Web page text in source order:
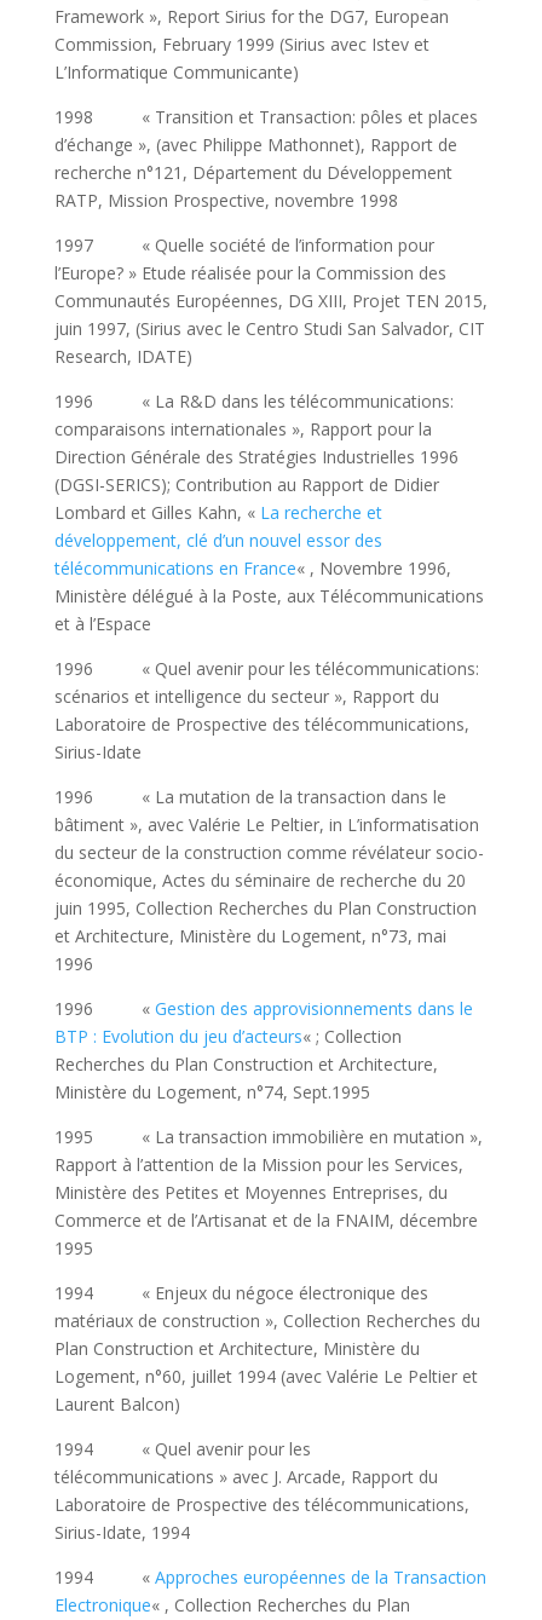
Framework », Report Sirius for the DG7, European
Commission, February 1999 (Sirius avec Istev et
L’Informatique Communicante)
1998 « Transition et Transaction: pôles et places
d’échange », (avec Philippe Mathonnet), Rapport de
recherche n°121, Département du Développement
RATP, Mission Prospective, novembre 1998
1997 « Quelle société de l’information pour
l’Europe? » Etude réalisée pour la Commission des
Communautés Européennes, DG XIII, Projet TEN 2015,
juin 1997, (Sirius avec le Centro Studi San Salvador, CIT
Research, IDATE)
1996 « La R&D dans les télécommunications:
comparaisons internationales », Rapport pour la
Direction Générale des Stratégies Industrielles 1996
(DGSI-SERICS); Contribution au Rapport de Didier
Lombard et Gilles Kahn, « La recherche et
développement, clé d’un nouvel essor des
télécommunications en France« , Novembre 1996,
Ministère délégué à la Poste, aux Télécommunications
et à l’Espace
1996 « Quel avenir pour les télécommunications:
scénarios et intelligence du secteur », Rapport du
Laboratoire de Prospective des télécommunications,
Sirius-Idate
1996 « La mutation de la transaction dans le
bâtiment », avec Valérie Le Peltier, in L’informatisation
du secteur de la construction comme révélateur socio-
économique, Actes du séminaire de recherche du 20
juin 1995, Collection Recherches du Plan Construction
et Architecture, Ministère du Logement, n°73, mai
1996
1996 « Gestion des approvisionnements dans le
BTP : Evolution du jeu d’acteurs« ; Collection
Recherches du Plan Construction et Architecture,
Ministère du Logement, n°74, Sept.1995
1995 « La transaction immobilière en mutation »,
Rapport à l’attention de la Mission pour les Services,
Ministère des Petites et Moyennes Entreprises, du
Commerce et de l’Artisanat et de la FNAIM, décembre
1995
1994 « Enjeux du négoce électronique des
matériaux de construction », Collection Recherches du
Plan Construction et Architecture, Ministère du
Logement, n°60, juillet 1994 (avec Valérie Le Peltier et
Laurent Balcon)
1994 « Quel avenir pour les
télécommunications » avec J. Arcade, Rapport du
Laboratoire de Prospective des télécommunications,
Sirius-Idate, 1994
1994 « Approches européennes de la Transaction
Electronique« , Collection Recherches du Plan